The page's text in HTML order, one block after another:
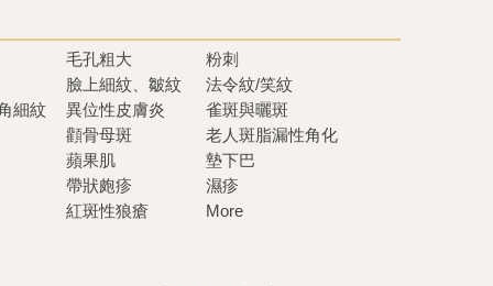
毛孔粗大
粉刺
臉上細紋、皺紋
法令紋/笑紋
細紋
異位性皮膚炎
雀斑與曬斑
顴骨母斑
老人斑脂漏性角化
蘋果肌
墊下巴
帶狀皰疹
濕疹
紅斑性狼瘡
More